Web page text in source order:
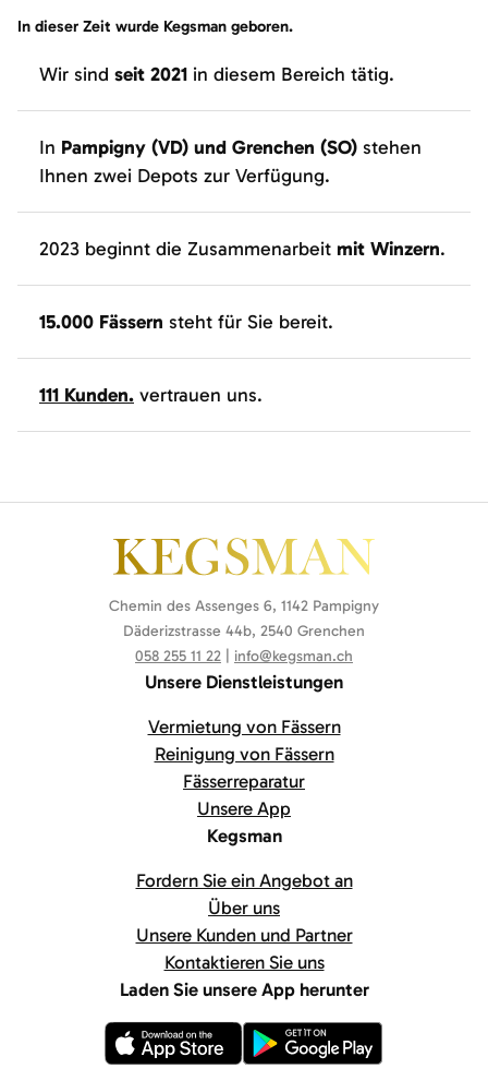
In dieser Zeit wurde Kegsman geboren.
Wir sind seit 2021 in diesem Bereich tätig.
In Pampigny (VD) und Grenchen (SO) stehen
Ihnen zwei Depots zur Verfügung.
2023 beginnt die Zusammenarbeit mit Winzern.
15.000 Fässern steht für Sie bereit.
111 Kunden. vertrauen uns.
Chemin des Assenges 6, 1142 Pampigny
Däderizstrasse 44b, 2540 Grenchen
058 255 11 22
info@kegsman.ch
Unsere Dienstleistungen
Vermietung von Fässern
Reinigung von Fässern
Fässerreparatur
Unsere App
Kegsman
Fordern Sie ein Angebot an
Über uns
Unsere Kunden und Partner
Kontaktieren Sie uns
Laden Sie unsere App herunter